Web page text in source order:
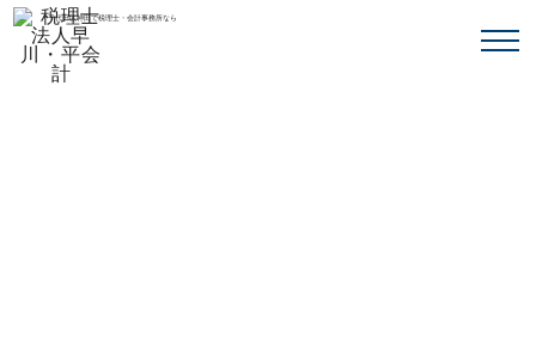
千代田区神田で税理士・会計事務所なら